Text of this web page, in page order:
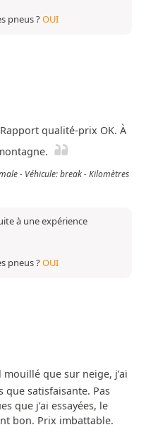
pneus ?OUI
qualité-prix OK. À
- Véhicule: break - Kilomètres
à une expérience
pneus ?OUI
que sur neige, j’ai
satisfaisante. Pas
que j’ai essayées, le
bon. Prix imbattable.